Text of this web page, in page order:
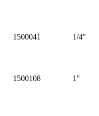
1500041 1/4"
1500108 1"